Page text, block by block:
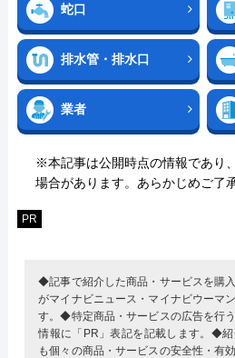
蛇口
排水管・排水口
業者
※本記事は公開時点の情報であり
場合があります。あらかじめご了
PR
◆記事で紹介した商品・サービスを購
がマイナビニュース・マイナビウーマ
す。◆特定商品・サービスの広告を行
情報に「PR」表記を記載します。◆
も個々の商品・サービスの安全性・有